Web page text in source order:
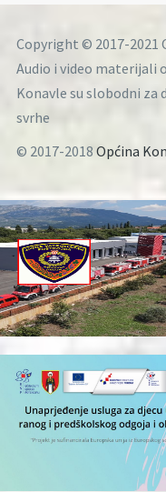
Copyright © 2017-2021
Audio i video materijali
Konavle su slobodni za
svrhe
© 2017-2018 Općina